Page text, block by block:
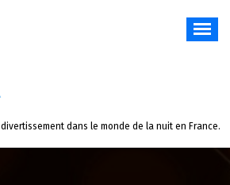
dans le monde de la nuit en France.